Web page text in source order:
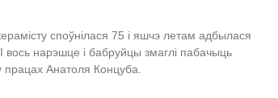
споўнілася 75 і яшчэ летам адбылася
вось нарэшце і бабруйцы змаглі пабачыць
працах Анатоля Концуба.